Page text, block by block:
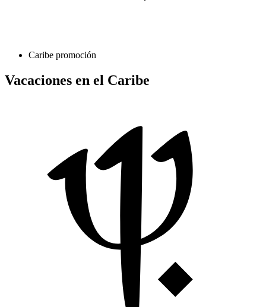
Caribe promoción
Vacaciones en el Caribe